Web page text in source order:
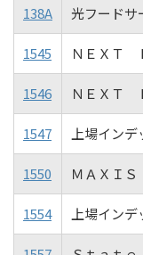
138A 光フードサ
1545 ＮＥＸＴ
1546 ＮＥＸＴ
1547 上場インデ
1550 ＭＡＸＩ
1554 上場イン